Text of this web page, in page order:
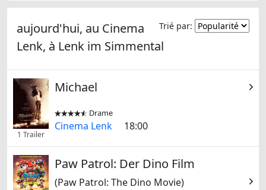
Trié par:
aujourd'hui, au Cinema
Lenk, à Lenk im Simmental
1 Trailer
Michael

 Drame
Cinema Lenk 18:00
Paw Patrol: Der Dino Film
(Paw Patrol: The Dino Movie)